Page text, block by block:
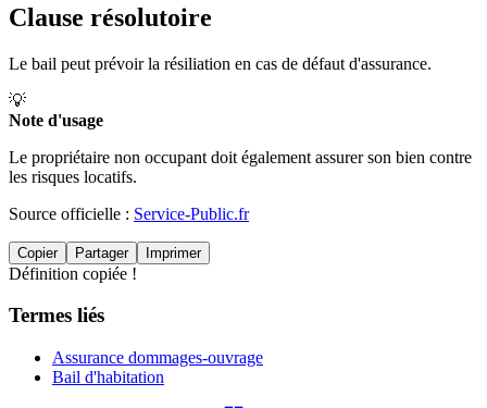
Clause résolutoire
Le bail peut prévoir la résiliation en cas de défaut d'assurance.
💡
Note d'usage
Le propriétaire non occupant doit également assurer son bien contre
les risques locatifs.
Source officielle : Service-Public.fr
Copier Partager Imprimer
Définition copiée !
Termes liés
Assurance dommages-ouvrage
Bail d'habitation